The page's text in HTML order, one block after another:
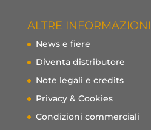
ALTRE INFORMAZIONI
News e fiere
Diventa distributore
Note legali e credits
Privacy & Cookies
Condizioni commerciali